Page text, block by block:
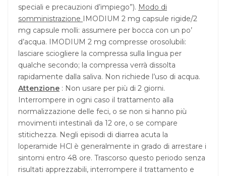
speciali e precauzioni d’impiego”). Modo di
somministrazione IMODIUM 2 mg capsule rigide/2
mg capsule molli: assumere per bocca con un po’
d’acqua. IMODIUM 2 mg compresse orosolubili:
lasciare sciogliere la compressa sulla lingua per
qualche secondo; la compressa verrà dissolta
rapidamente dalla saliva. Non richiede l’uso di acqua.
Attenzione : Non usare per più di 2 giorni.
Interrompere in ogni caso il trattamento alla
normalizzazione delle feci, o se non si hanno più
movimenti intestinali da 12 ore, o se compare
stitichezza. Negli episodi di diarrea acuta la
loperamide HCl è generalmente in grado di arrestare i
sintomi entro 48 ore. Trascorso questo periodo senza
risultati apprezzabili, interrompere il trattamento e